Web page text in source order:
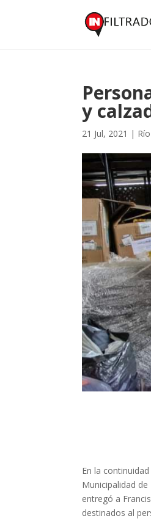
y
21 Jul, 2021 |
En la
Municipalidad
entregó a
destinados al